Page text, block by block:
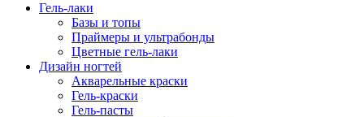
Гель-лаки
Базы и топы
Праймеры и ультрабонды
Цветные гель-лаки
Дизайн ногтей
Акварельные краски
Гель-краски
Гель-пасты